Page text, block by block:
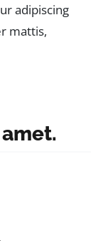
adipiscing
mattis,